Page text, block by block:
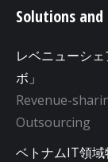
Solutions and
レベニューシ
ボ」
Revenue-
Outsourcing
ベトナムIT領